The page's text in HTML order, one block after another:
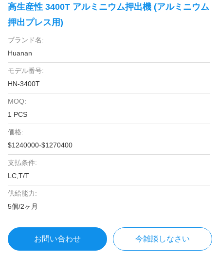
高生産性 3400T アルミニウム押出機 (アルミニウム
押出プレス用)
ブランド名:
Huanan
モデル番号:
HN-3400T
MOQ:
1 PCS
価格:
$1240000-$1270400
支払条件:
LC,T/T
供給能力:
5個/2ヶ月
お問い合わせ 今雑談しなさい